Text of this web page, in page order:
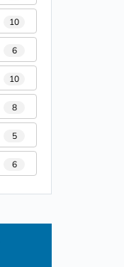
10
6
10
8
5
6